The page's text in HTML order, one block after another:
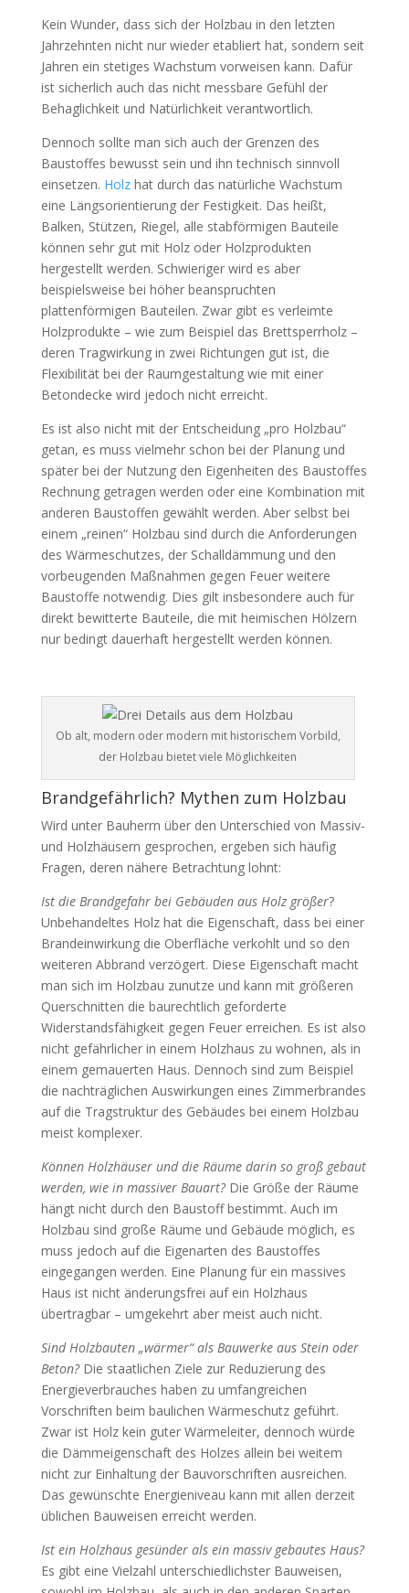
Kein Wunder, dass sich der Holzbau in den letzten
Jahrzehnten nicht nur wieder etabliert hat, sondern seit
Jahren ein stetiges Wachstum vorweisen kann. Dafür
ist sicherlich auch das nicht messbare Gefühl der
Behaglichkeit und Natürlichkeit verantwortlich.
Dennoch sollte man sich auch der Grenzen des
Baustoffes bewusst sein und ihn technisch sinnvoll
einsetzen. Holzhat durch das natürliche Wachstum
eine Längsorientierung der Festigkeit. Das heißt,
Balken, Stützen, Riegel, alle stabförmigen Bauteile
können sehr gut mit Holz oder Holzprodukten
hergestellt werden. Schwieriger wird es aber
beispielsweise bei höher beanspruchten
plattenförmigen Bauteilen. Zwar gibt es verleimte
Holzprodukte – wie zum Beispiel das Brettsperrholz –
deren Tragwirkung in zwei Richtungen gut ist, die
Flexibilität bei der Raumgestaltung wie mit einer
Betondecke wird jedoch nicht erreicht.
Es ist also nicht mit der Entscheidung „pro Holzbau“
getan, es muss vielmehr schon bei der Planung und
später bei der Nutzung den Eigenheiten des Baustoffes
Rechnung getragen werden oder eine Kombination mit
anderen Baustoffen gewählt werden. Aber selbst bei
einem „reinen“ Holzbau sind durch die Anforderungen
des Wärmeschutzes, der Schalldämmung und den
vorbeugenden Maßnahmen gegen Feuer weitere
Baustoffe notwendig. Dies gilt insbesondere auch für
direkt bewitterte Bauteile, die mit heimischen Hölzern
nur bedingt dauerhaft hergestellt werden können.
Ob alt, modern oder modern mit historischem Vorbild,
der Holzbau bietet viele Möglichkeiten
Brandgefährlich? Mythen zum Holzbau
Wird unter Bauherrn über den Unterschied von Massiv-
und Holzhäusern gesprochen, ergeben sich häufig
Fragen, deren nähere Betrachtung lohnt:
Ist die Brandgefahr bei Gebäuden aus Holz größer?
Unbehandeltes Holz hat die Eigenschaft, dass bei einer
Brandeinwirkung die Oberfläche verkohlt und so den
weiteren Abbrand verzögert. Diese Eigenschaft macht
man sich im Holzbau zunutze und kann mit größeren
Querschnitten die baurechtlich geforderte
Widerstandsfähigkeit gegen Feuer erreichen. Es ist also
nicht gefährlicher in einem Holzhaus zu wohnen, als in
einem gemauerten Haus. Dennoch sind zum Beispiel
die nachträglichen Auswirkungen eines Zimmerbrandes
auf die Tragstruktur des Gebäudes bei einem Holzbau
meist komplexer.
Können Holzhäuser und die Räume darin so groß gebaut
werden, wie in massiver Bauart?Die Größe der Räume
hängt nicht durch den Baustoff bestimmt. Auch im
Holzbau sind große Räume und Gebäude möglich, es
muss jedoch auf die Eigenarten des Baustoffes
eingegangen werden. Eine Planung für ein massives
Haus ist nicht änderungsfrei auf ein Holzhaus
übertragbar – umgekehrt aber meist auch nicht.
Sind Holzbauten „wärmer“ als Bauwerke aus Stein oder
Beton?Die staatlichen Ziele zur Reduzierung des
Energieverbrauches haben zu umfangreichen
Vorschriften beim baulichen Wärmeschutz geführt.
Zwar ist Holz kein guter Wärmeleiter, dennoch würde
die Dämmeigenschaft des Holzes allein bei weitem
nicht zur Einhaltung der Bauvorschriften ausreichen.
Das gewünschte Energieniveau kann mit allen derzeit
üblichen Bauweisen erreicht werden.
Ist ein Holzhaus gesünder als ein massiv gebautes Haus?
Es gibt eine Vielzahl unterschiedlichster Bauweisen,